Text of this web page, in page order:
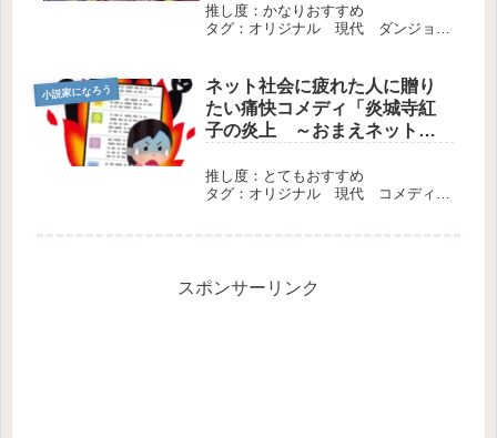
推し度：かなりおすすめ
タグ：オリジナル 現代 ダンジョ
小説家になろう
ネット社会に疲れた人に贈り
たい痛快コメディ「炎城寺紅
子の炎上 ～おまえネットで
～」
推し度：とてもおすすめ
タグ：オリジナル 現代 コメディ
スポンサーリンク